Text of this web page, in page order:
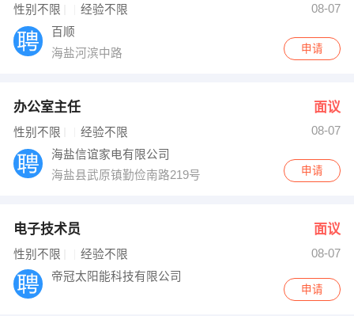
性别不限 经验不限
08-07
百顺
海盐河滨中路
申请
办公室主任 面议
性别不限 经验不限
08-07
海盐信谊家电有限公司
海盐县武原镇勤俭南路219号
申请
电子技术员 面议
性别不限 经验不限
08-07
帝冠太阳能科技有限公司
申请